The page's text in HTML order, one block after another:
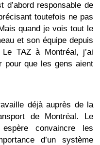
responsable de
toutefois ne pas
quand je vois tout le
et son équipe depuis
TAZ à Montréal, j’ai
pour que les gens aient
déjà auprès de la
de Montréal. Le
convaincre les
d’un système